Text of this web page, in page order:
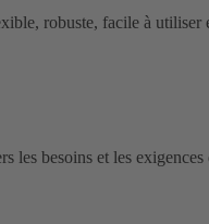
robuste, facile à utiliser
besoins et les exigences